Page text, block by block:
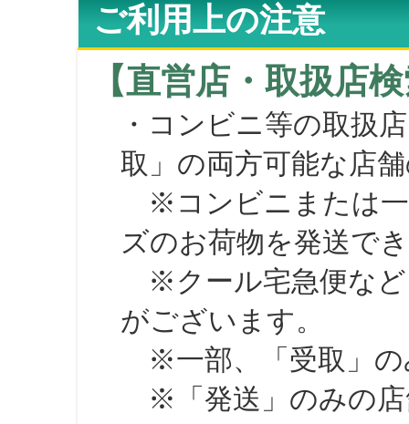
ご利用上の注意
【直営店・取扱店
・コンビニ等の取扱
取」の両方可能な店
※コンビニまたは一
ズのお荷物を発送で
※クール宅急便など
がございます。
※一部、「受取」の
※「発送」のみの店